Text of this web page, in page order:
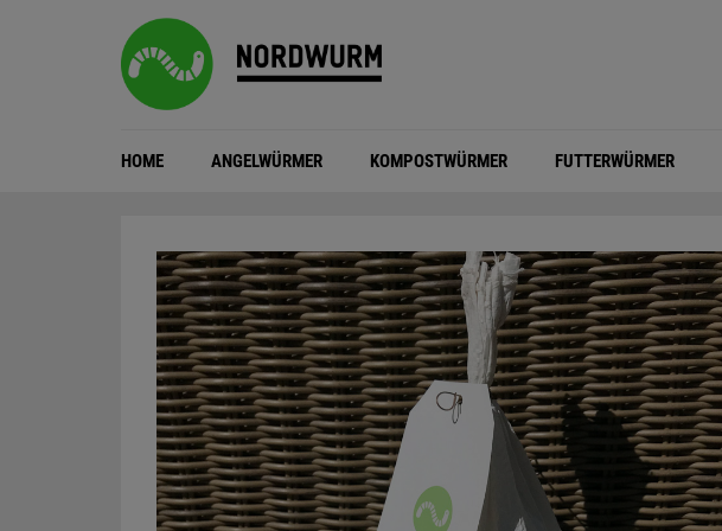
HOME ANGELWÜRMER KOMPOSTWÜRMER FUTTERWÜRMER